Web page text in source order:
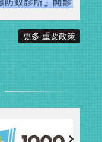
更多 重要政策